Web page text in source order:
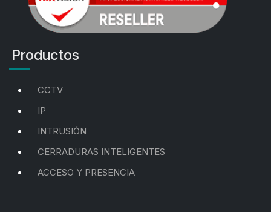
Productos
CCTV
IP
INTRUSIÓN
CERRADURAS INTELIGENTES
ACCESO Y PRESENCIA